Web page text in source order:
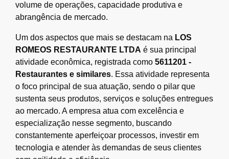
volume de operações, capacidade produtiva e
abrangência de mercado.
Um dos aspectos que mais se destacam na LOS
ROMEOS RESTAURANTE LTDA é sua principal
atividade econômica, registrada como 5611201 -
Restaurantes e similares. Essa atividade representa
o foco principal de sua atuação, sendo o pilar que
sustenta seus produtos, serviços e soluções entregues
ao mercado. A empresa atua com excelência e
especialização nesse segmento, buscando
constantemente aperfeiçoar processos, investir em
tecnologia e atender às demandas de seus clientes